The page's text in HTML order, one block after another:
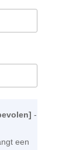
-
een